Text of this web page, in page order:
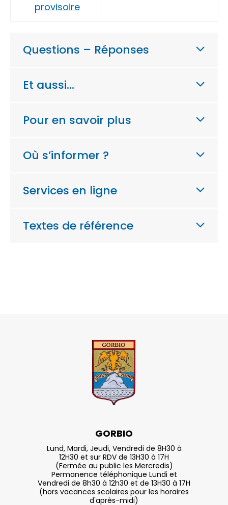
provisoire
Questions – Réponses
Et aussi…
Pour en savoir plus
Où s’informer ?
Services en ligne
Textes de référence
GORBIO
Lund, Mardi, Jeudi, Vendredi de 8H30 à
12H30 et sur RDV de 13H30 à 17H
(Fermée au public les Mercredis)
Permanence téléphonique Lundi et
Vendredi de 8h30 à 12h30 et de 13H30 à 17H
(hors vacances scolaires pour les horaires
d'après-midi)